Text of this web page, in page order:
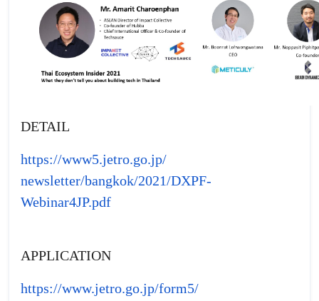
DETAIL
https://www5.jetro.go.jp/
newsletter/bangkok/2021/DXPF-
Webinar4JP.pdf
APPLICATION
https://www.jetro.go.jp/form5/